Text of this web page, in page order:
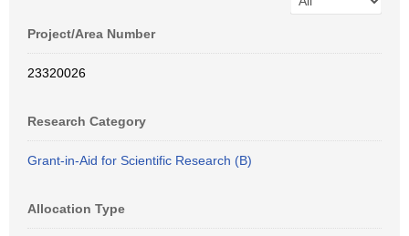
Project/Area Number
23320026
Research Category
Grant-in-Aid for Scientific Research (B)
Allocation Type